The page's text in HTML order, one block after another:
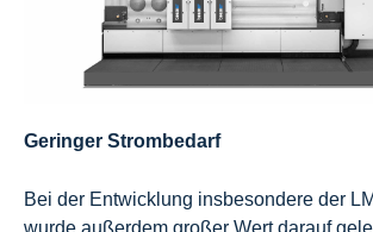
Geringer Strombedarf
Bei der Entwicklung insbesondere der